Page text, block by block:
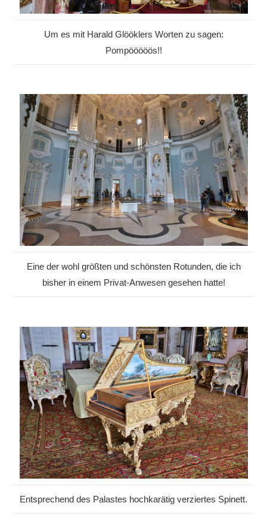
Um es mit Harald Glööklers Worten zu sagen:
Pompööööös!!
Eine der wohl größten und schönsten Rotunden, die ich
bisher in einem Privat-Anwesen gesehen hatte!
Entsprechend des Palastes hochkarätig verziertes Spinett.